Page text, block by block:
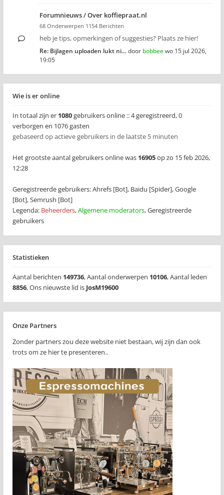
Forumnieuws / Over koffiepraat.nl
68 Onderwerpen 1154 Berichten
heb je tips, opmerkingen of suggesties? Plaats ze hier!
Re: Bijlagen uploaden lukt ni… door bobbeewo 15 jul 2026,
19:05
Wie is er online
In totaal zijn er 1080gebruikers online :: 4 geregistreerd, 0
verborgen en 1076 gasten
gebaseerd op actieve gebruikers in de laatste 5 minuten
Het grootste aantal gebruikers online was 16905op zo 15 feb 2026,
12:28
Geregistreerde gebruikers:Ahrefs [Bot], Baidu [Spider],Google
[Bot],Semrush [Bot]
Legenda: Beheerders,Algemene moderators,Geregistreerde
gebruikers
Statistieken
Aantal berichten 149736,Aantal onderwerpen 10106,Aantal leden
8856,Ons nieuwste lid is JosM19600
Onze Partners
Zonder partners zou deze website niet bestaan, wij zijn dan ook
trots om ze hier te presenteren..